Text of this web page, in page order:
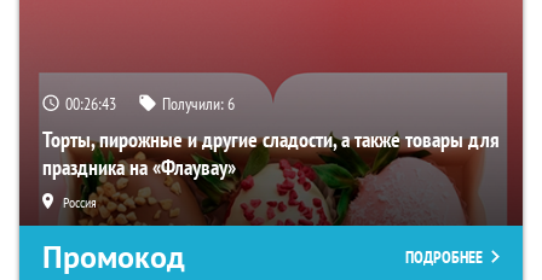
00:26:42 Получили:6
Торты, пирожные и другие сладости, а также товары для
праздника на «Флаувау»
Россия
Промокод ПОДРОБНЕЕ